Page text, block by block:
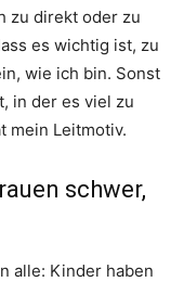
zu direkt oder zu
es wichtig ist, zu
wie ich bin. Sonst
in der es viel zu
mein Leitmotiv.
schwer,
alle: Kinder haben